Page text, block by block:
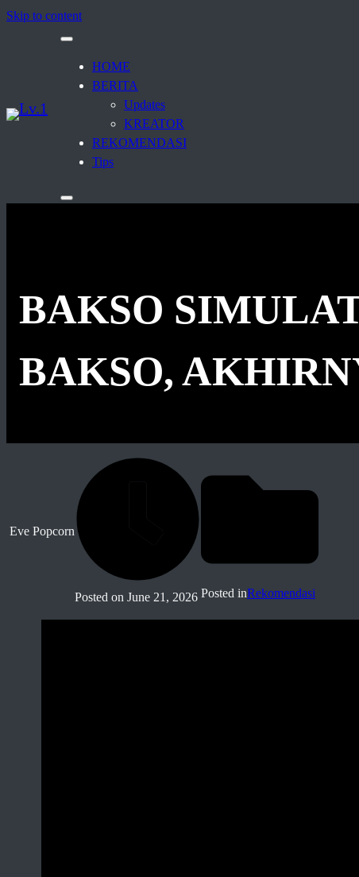
Skip to content
HOME
BERITA
Updates
KREATOR
REKOMENDASI
Tips
BAKSO
BAKSO,
Eve Popcorn
Posted on June 21, 2026 Posted inRekomendasi